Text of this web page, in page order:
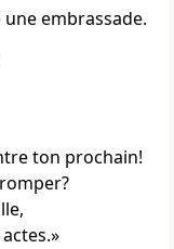
embrassade.
ton prochain!